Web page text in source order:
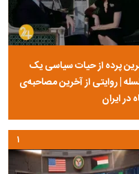
پرده از حیات سیاسی یک
| روایتی از آخرین مصاحبه‌ی
در ایران
۱